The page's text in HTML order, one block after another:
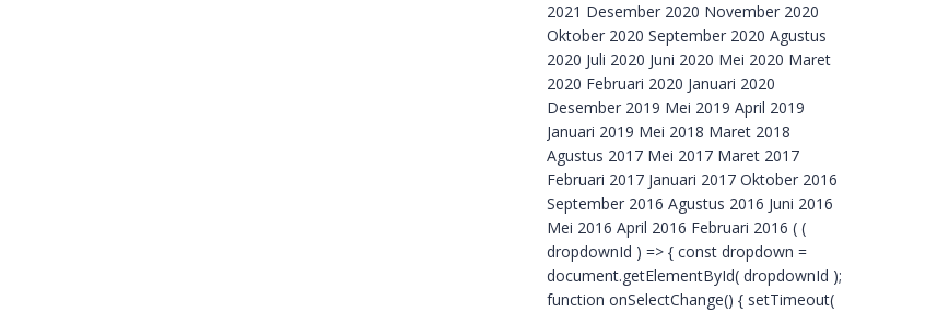
2021 Desember 2020 November 2020
Oktober 2020 September 2020 Agustus
2020 Juli 2020 Juni 2020 Mei 2020 Maret
2020 Februari 2020 Januari 2020
Desember 2019 Mei 2019 April 2019
Januari 2019 Mei 2018 Maret 2018
Agustus 2017 Mei 2017 Maret 2017
Februari 2017 Januari 2017 Oktober 2016
September 2016 Agustus 2016 Juni 2016
Mei 2016 April 2016 Februari 2016 ( (
dropdownId ) => { const dropdown =
document.getElementById( dropdownId );
function onSelectChange() { setTimeout(